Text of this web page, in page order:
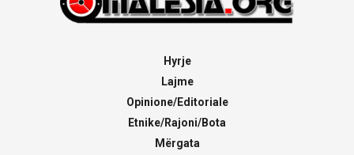
Hyrje
Lajme
Opinione/Editoriale
Etnike/Rajoni/Bota
Mërgata